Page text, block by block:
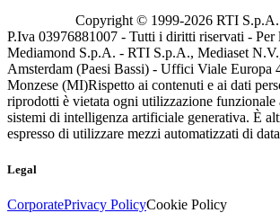
Copyright © 1999-2026 RTI
P.Iva 03976881007 - Tutti i diritti riservati - Per
Mediamond S.p.A. - RTI S.p.A., Mediaset
Amsterdam (Paesi Bassi) - Uffici Viale Europa
Monzese (MI)Rispetto ai contenuti e ai dati
riprodotti è vietata ogni utilizzazione funzionale
sistemi di intelligenza artificiale generativa. È
espresso di utilizzare mezzi automatizzati di
Legal
CorporatePrivacy PolicyCookie Policy